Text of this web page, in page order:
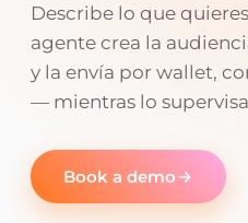
Describe lo que
agente crea la
y la envía por wallet,
— mientras lo
Book a demo